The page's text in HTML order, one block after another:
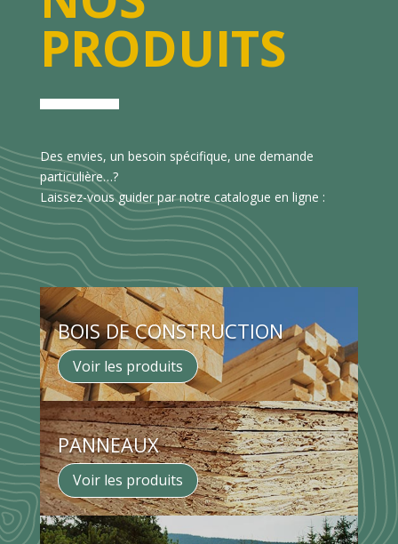
PRODUITS
Des envies, un besoin spécifique, une demande
particulière…?
Laissez-vous guider par notre catalogue en ligne :
BOIS DE CONSTRUCTION
Voir les produits
PANNEAUX
Voir les produits